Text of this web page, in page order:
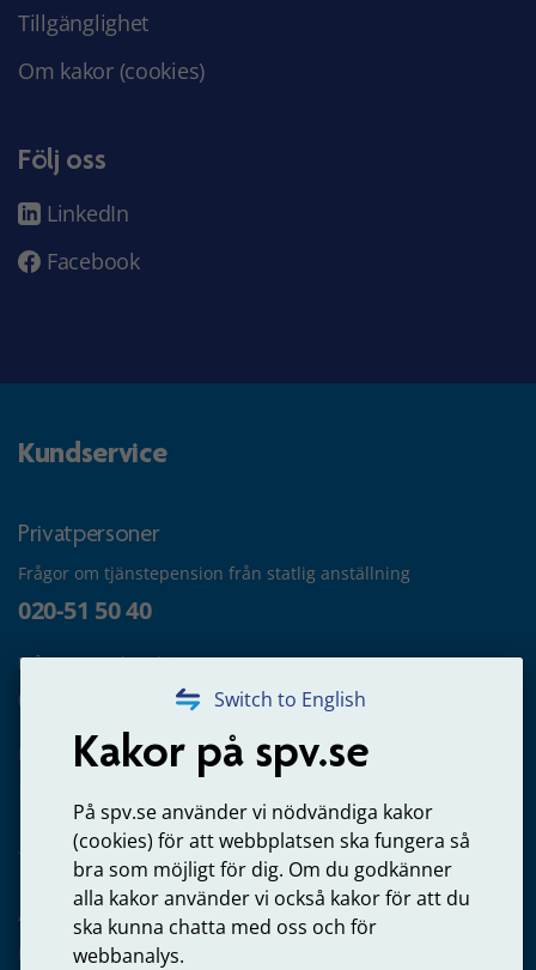
Switch to English
Kakor på spv.se
På spv.se använder vi nödvändiga kakor
(cookies) för att webbplatsen ska fungera så
bra som möjligt för dig. Om du godkänner
alla kakor använder vi också kakor för att du
ska kunna chatta med oss och för
webbanalys.
Tillgänglighet
Om kakor (cookies)
Följ oss
LinkedIn
Facebook
Kundservice
Privatpersoner
Frågor om tjänstepension från statlig anställning
020-51 50 40
Frågor om utbetalning
020-65 00 65
Kontakta oss
Arbetsgivare
Frågor om administration av tjänstepension från statlig